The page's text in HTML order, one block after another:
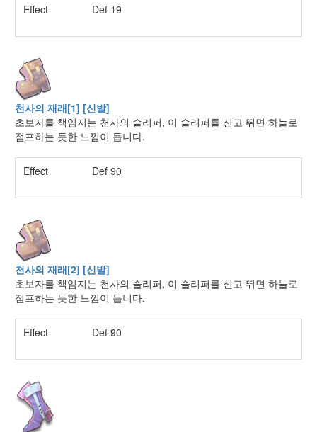
Effect Def 19
천사의 재래[1] [신발]
초보자를 책임지는 천사의 슬리퍼, 이 슬리퍼를 신고 뛰면 하늘로
점프하는 듯한 느낌이 듭니다.
Effect Def 90
천사의 재래[2] [신발]
초보자를 책임지는 천사의 슬리퍼, 이 슬리퍼를 신고 뛰면 하늘로
점프하는 듯한 느낌이 듭니다.
Effect Def 90